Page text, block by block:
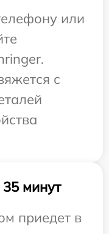
или
с
минут
приедет в